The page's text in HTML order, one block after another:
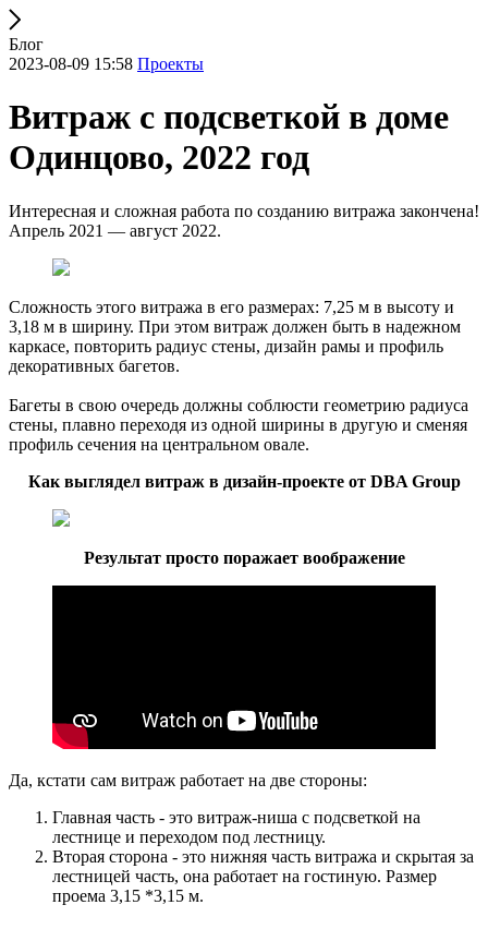
Блог
2023-08-09 15:58 Проекты
Витраж с подсветкой в доме
Одинцово, 2022 год
Интересная и сложная работа по созданию витража закончена!
Апрель 2021 — август 2022.
Сложность этого витража в его размерах: 7,25 м в высоту и
3,18 м в ширину. При этом витраж должен быть в надежном
каркасе, повторить радиус стены, дизайн рамы и профиль
декоративных багетов.
Багеты в свою очередь должны соблюсти геометрию радиуса
стены, плавно переходя из одной ширины в другую и сменяя
профиль сечения на центральном овале.
Как выглядел витраж в дизайн-проекте от DBA Group
Результат просто поражает воображение
Да, кстати сам витраж работает на две стороны:
Главная часть - это витраж-ниша с подсветкой на
лестнице и переходом под лестницу.
Вторая сторона - это нижняя часть витража и скрытая за
лестницей часть, она работает на гостиную. Размер
проема 3,15 *3,15 м.